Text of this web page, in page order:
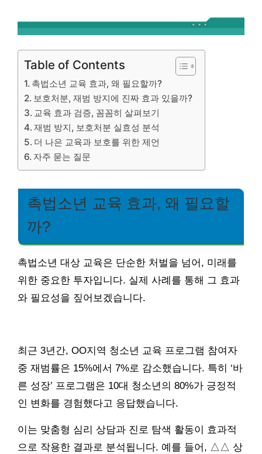
Table of Contents
촉법소년 교육 효과, 왜 필요할까?
보호처분, 재범 방지에 진짜 효과 있을까?
교육 효과 검증, 꼼꼼히 살펴보기
재범 방지, 보호처분 실효성 분석
더 나은 교육과 보호를 위한 제언
자주 묻는 질문
촉법소년 교육 효과, 왜 필요할
까?
촉법소년 대상 교육은 단순한 처벌을 넘어, 미래를
위한 중요한 투자입니다. 실제 사례를 통해 그 효과
와 필요성을 짚어보겠습니다.
최근 3년간, OO지역 청소년 교육 프로그램 참여자
중 재범률은 15%에서 7%로 감소했습니다. 특히 ‘바
른 성장’ 프로그램은 10대 청소년의 80%가 긍정적
인 변화를 경험했다고 응답했습니다.
이는 맞춤형 심리 상담과 진로 탐색 활동이 효과적
으로 작용한 결과로 분석됩니다. 예를 들어, △△ 상